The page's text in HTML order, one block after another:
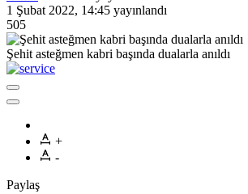
1 Şubat 2022, 14:45 yayınlandı
505
Şehit asteğmen kabri başında dualarla anıldı
+
-
Paylaş